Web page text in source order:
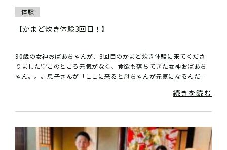
体験
【かまど炊き体験3回目！】
90歳の女神おばあちゃんが、3回目のかまど炊き体験に来てくださ
りました♡このところ元気がなく、食欲も落ちてきた女神おばあち
ゃん。。。息子さんが「ここに来ると母ちゃんが元気になるんだ
続きを読む